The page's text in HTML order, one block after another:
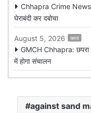
Chhapra Crime News:
घेराबंदी कर दबोचा
August 5, 2026 छपरा
GMCH Chhapra: छपरा
में होगा संचालन
against sand